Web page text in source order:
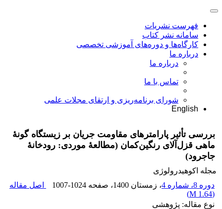
فهرست نشریات
سامانه نشر کتاب
کارگاه‌ها و دوره‌های آموزشی تخصصی
درباره ما
درباره ما
تماس با ما
شورای برنامه‌ریزی و ارتقای مجلات علمی
English
بررسی تأثیر پارامتر‌های مقاومت جریان بر زیستگاه گونۀ
ماهی قزل‌آلای رنگین‌کمان (مطالعۀ موردی: رودخانۀ
جاجرود)
مجله اکوهیدرولوژی
دوره 8، شماره 4
، زمستان 1400 ، صفحه 1007-1024
اصل مقاله
(
1.64 M
)
نوع مقاله: پژوهشی